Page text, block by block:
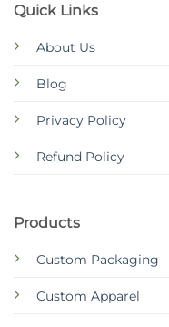
Quick Links
About Us
Blog
Privacy Policy
Refund Policy
Products
Custom Packaging
Custom Apparel